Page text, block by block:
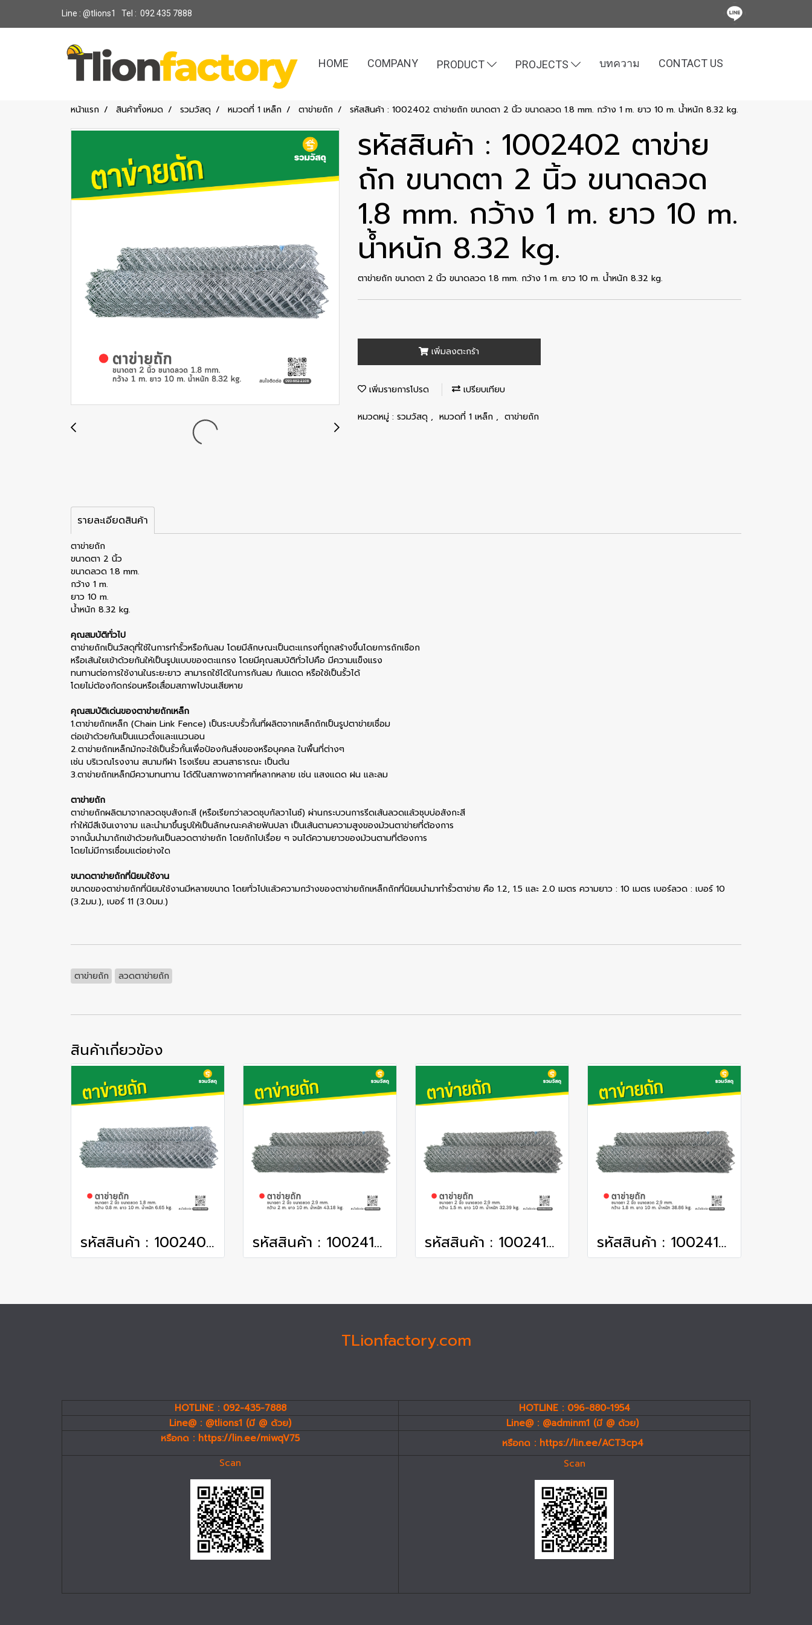
Line : @tlions1 Tel : 092 435 7888
HOME COMPANY PRODUCT PROJECTS บทความ CONTACT US
หน้าแรก สินค้าทั้งหมด รวมวัสดุ หมวดที่ 1 เหล็ก ตาข่ายถัก รหัสสินค้า : 1002402 ตาข่ายถัก ขนาดตา 2 นิ้ว ขนาดลวด 1.8 mm. กว้าง 1 m. ยาว 10 m. น้ำหนัก 8.32 kg.
รหัสสินค้า : 1002402 ตาข่าย
ถัก ขนาดตา 2 นิ้ว ขนาดลวด
1.8 mm. กว้าง 1 m. ยาว 10 m.
น้ำหนัก 8.32 kg.
ตาข่ายถัก ขนาดตา 2 นิ้ว ขนาดลวด 1.8 mm. กว้าง 1 m. ยาว 10 m. น้ำหนัก 8.32 kg.
เพิ่มลงตะกร้า
เพิ่มรายการโปรด เปรียบเทียบ
หมวดหมู่ : รวมวัสดุ , หมวดที่ 1 เหล็ก , ตาข่ายถัก
รายละเอียดสินค้า
ตาข่ายถัก
ขนาดตา 2 นิ้ว
ขนาดลวด 1.8 mm.
กว้าง 1 m.
ยาว 10 m.
น้ำหนัก 8.32 kg.
คุณสมบัติทั่วไป
ตาข่ายถักเป็นวัสดุที่ใช้ในการทำรั้วหรือกันลม โดยมีลักษณะเป็นตะแกรงที่ถูกสร้างขึ้นโดยการถักเชือก
หรือเส้นใยเข้าด้วยกันให้เป็นรูปแบบของตะแกรง โดยมีคุณสมบัติทั่วไปคือ มีความแข็งแรง
ทนทานต่อการใช้งานในระยะยาว สามารถใช้ได้ในการกันลม กันแดด หรือใช้เป็นรั้วได้
โดยไม่ต้องกัดกร่อนหรือเสื่อมสภาพไปจนเสียหาย
คุณสมบัติเด่นของตาข่ายถักเหล็ก
1.ตาข่ายถักเหล็ก (Chain Link Fence) เป็นระบบรั้วกั้นที่ผลิตจากเหล็กถักเป็นรูปตาข่ายเชื่อม
ต่อเข้าด้วยกันเป็นแนวตั้งและแนวนอน
2.ตาข่ายถักเหล็กมักจะใช้เป็นรั้วกั้นเพื่อป้องกันสิ่งของหรือบุคคล ในพื้นที่ต่างๆ
เช่น บริเวณโรงงาน สนามกีฬา โรงเรียน สวนสาธารณะ เป็นต้น
3.ตาข่ายถักเหล็กมีความทนทาน ได้ดีในสภาพอากาศที่หลากหลาย เช่น แสงแดด ฝน และลม
ตาข่ายถัก
ตาข่ายถักผลิตมาจากลวดชุบสังกะสี (หรือเรียกว่าลวดชุบกัลวาไนซ์) ผ่านกระบวนการรีดเส้นลวดแล้วชุบบ่อสังกะสี
ทำให้มีสีเงินเงางาม และนำมาขึ้นรูปให้เป็นลักษณะคล้ายฟันปลา เป็นเส้นตามความสูงของม้วนตาข่ายที่ต้องการ
จากนั้นนำมาถักเข้าด้วยกันเป็นลวดตาข่ายถัก โดยถักไปเรื่อย ๆ จนได้ความยาวของม้วนตามที่ต้องการ
โดยไม่มีการเชื่อมแต่อย่างใด
ขนาดตาข่ายถักที่นิยมใช้งาน
ขนาดของตาข่ายถักที่นิยมใช้งานมีหลายขนาด โดยทั่วไปแล้วความกว้างของตาข่ายถักเหล็กถักที่นิยมนำมาทำรั้วตาข่าย คือ 1.2, 1.5 และ 2.0 เมตร ความยาว : 10 เมตร เบอร์ลวด : เบอร์ 10
(3.2มม.), เบอร์ 11 (3.0มม.)
ตาข่ายถัก ลวดตาข่ายถัก
สินค้าเกี่ยวข้อง
รหัสสินค้า : 1002401 ตาข่ายถัก ขนาดตา 2 นิ้ว ขนาดลวด 1.8 mm. กว้าง 0.8 m. ยาว 10 m. น้ำหนัก 6.65 kg. รหัสสินค้า : 1002418 ตาข่ายถัก ขนาดตา 2 นิ้ว ขนาดลวด 2.9 mm. กว้าง 2 m. ยาว 10 m. น้ำหนัก 43.18 kg. รหัสสินค้า : 1002416 ตาข่ายถัก ขนาดตา 2 นิ้ว ขนาดลวด 2.9 mm. กว้าง 1.5 m. ยาว 10 m. น้ำหนัก 32.39 kg. รหัสสินค้า : 1002417 ตาข่ายถัก ขนาดตา 2 นิ้ว ขนาดลวด 2.9 mm. กว้าง 1.8 m. ยาว 10 m. น้ำหนัก 38.86 kg.
TLionfactory.com
HOTLINE : 092-435-7888
HOTLINE : 096-880-1954
Line@ : @tlions1 (มี @ ด้วย)
Line@ : @adminm1 (มี @ ด้วย)
หรือกด : https://lin.ee/miwqV75 หรือกด : https://lin.ee/ACT3cp4
Scan
Scan